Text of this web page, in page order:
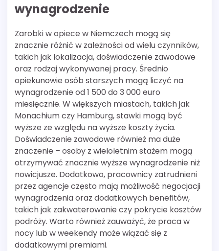
wynagrodzenie
Zarobki w opiece w Niemczech mogą się
znacznie różnić w zależności od wielu czynników,
takich jak lokalizacja, doświadczenie zawodowe
oraz rodzaj wykonywanej pracy. Średnio
opiekunowie osób starszych mogą liczyć na
wynagrodzenie od 1 500 do 3 000 euro
miesięcznie. W większych miastach, takich jak
Monachium czy Hamburg, stawki mogą być
wyższe ze względu na wyższe koszty życia.
Doświadczenie zawodowe również ma duże
znaczenie – osoby z wieloletnim stażem mogą
otrzymywać znacznie wyższe wynagrodzenie niż
nowicjusze. Dodatkowo, pracownicy zatrudnieni
przez agencje często mają możliwość negocjacji
wynagrodzenia oraz dodatkowych benefitów,
takich jak zakwaterowanie czy pokrycie kosztów
podróży. Warto również zauważyć, że praca w
nocy lub w weekendy może wiązać się z
dodatkowymi premiami.